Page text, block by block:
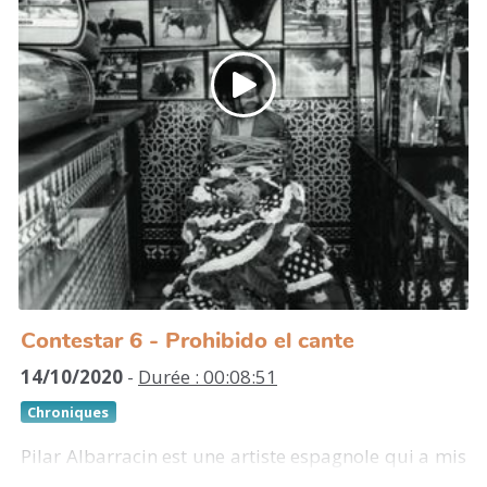
situation angolaise : entre pauvreté, migrations et
inégalités post-guerre civile.
https://vimeo.com/299513398
https://bineldehyrcan.tumblr.com/
Contestar 6 - Prohibido el cante
14/10/2020 - Durée : 00:08:51
Chroniques
Pilar Albarracin est une artiste espagnole qui a mis